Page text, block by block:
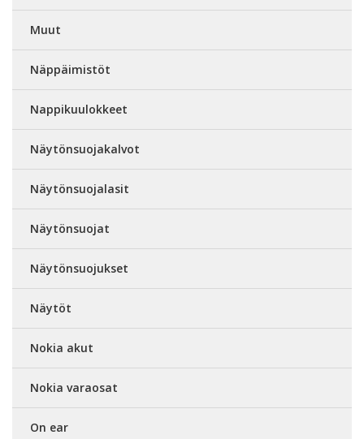
Muut
Näppäimistöt
Nappikuulokkeet
Näytönsuojakalvot
Näytönsuojalasit
Näytönsuojat
Näytönsuojukset
Näytöt
Nokia akut
Nokia varaosat
On ear